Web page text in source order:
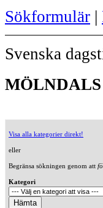
Sökformulär |
Svenska
Visa alla kategorier direkt!
eller
Begränsa sökningen genom att
Kategori